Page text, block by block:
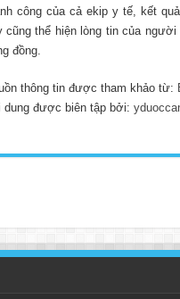
công của cả ekip y tế, kết
cũng thể hiện lòng tin của
đồng.
thông tin được tham khảo từ:
dung được biên tập bởi: